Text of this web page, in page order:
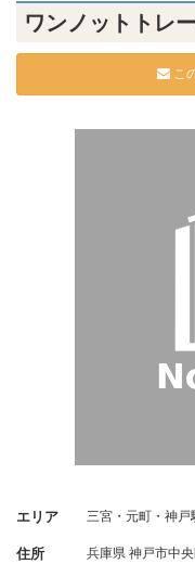
ワンノットトレ
こ
エリア 三宮・元町・神戸
住所 兵庫県 神戸市中